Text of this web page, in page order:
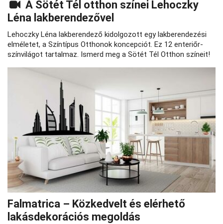
A Sötét Tél otthon színei Lehoczky
Léna lakberendezővel
Lehoczky Léna lakberendező kidolgozott egy lakberendezési
elméletet, a Színtípus Otthonok koncepciót. Ez 12 enteriőr-
színvilágot tartalmaz. Ismerd meg a Sötét Tél Otthon színeit!
Falmatrica – Közkedvelt és elérhető
lakásdekorációs megoldás